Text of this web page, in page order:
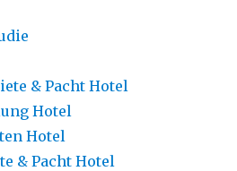
& Pacht Hotel
Hotel
Hotel
& Pacht Hotel